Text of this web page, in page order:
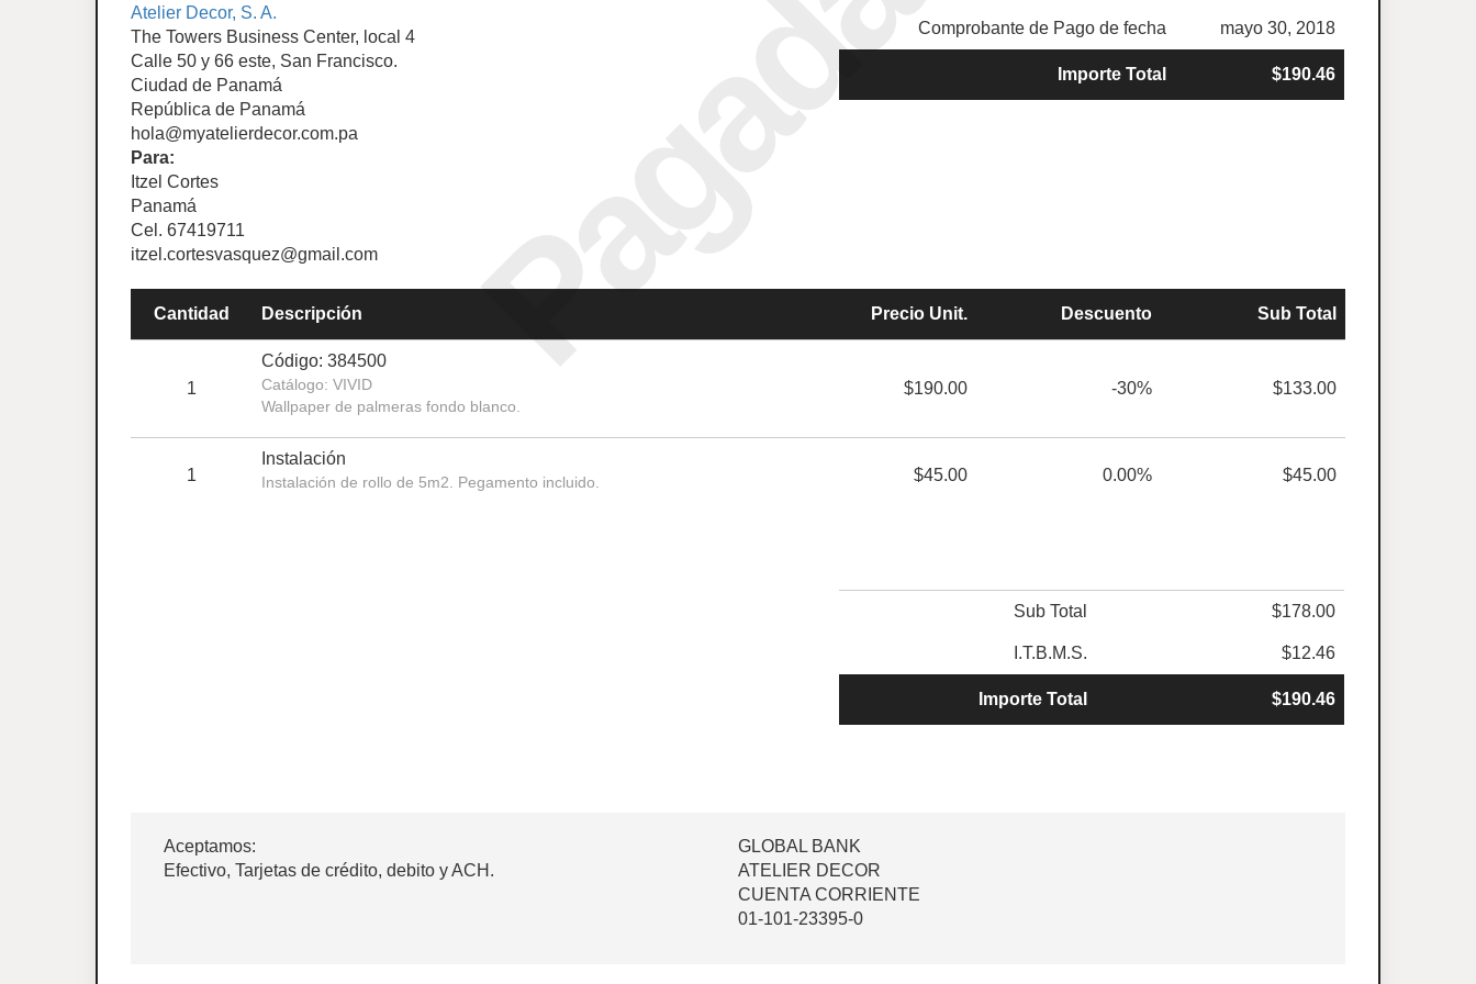
Pagada
Atelier Decor, S. A.
The Towers Business Center, local 4
Calle 50 y 66 este, San Francisco.
Ciudad de Panamá
República de Panamá
hola@myatelierdecor.com.pa
Comprobante de Pago de fecha mayo 30, 2018
Importe Total $190.46
Para:
Itzel Cortes
Panamá
Cel. 67419711
itzel.cortesvasquez@gmail.com
Cantidad Descripción Precio Unit. Descuento Sub Total
1
Código: 384500
Catálogo: VIVID
Wallpaper de palmeras fondo blanco.
$190.00 -30% $133.00
1
Instalación
Instalación de rollo de 5m2. Pegamento incluido. $45.00 0.00% $45.00
Sub Total $178.00
I.T.B.M.S. $12.46
Importe Total $190.46
Aceptamos:
Efectivo, Tarjetas de crédito, debito y ACH.
GLOBAL BANK
ATELIER DECOR
CUENTA CORRIENTE
01-101-23395-0